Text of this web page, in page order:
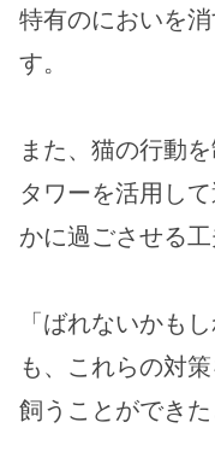
特有のにおいを
す。
また、猫の行動
タワーを活用し
かに過ごさせる工
「ばれないかも
も、これらの対
飼うことができた